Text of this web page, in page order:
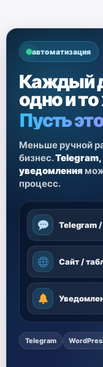
автоматизация
Каждый
одно и
Пусть
Меньше ручной
бизнес.Telegram,
уведомления
процесс.
Telegram /
Сайт /
Telegram